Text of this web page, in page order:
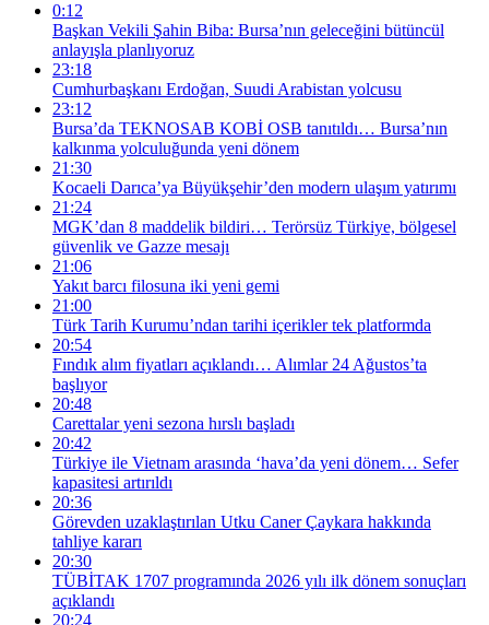
0:12
Başkan Vekili Şahin Biba: Bursa’nın geleceğini bütüncül
anlayışla planlıyoruz
23:18
Cumhurbaşkanı Erdoğan, Suudi Arabistan yolcusu
23:12
Bursa’da TEKNOSAB KOBİ OSB tanıtıldı… Bursa’nın
kalkınma yolculuğunda yeni dönem
21:30
Kocaeli Darıca’ya Büyükşehir’den modern ulaşım yatırımı
21:24
MGK’dan 8 maddelik bildiri… Terörsüz Türkiye, bölgesel
güvenlik ve Gazze mesajı
21:06
Yakıt barcı filosuna iki yeni gemi
21:00
Türk Tarih Kurumu’ndan tarihi içerikler tek platformda
20:54
Fındık alım fiyatları açıklandı… Alımlar 24 Ağustos’ta
başlıyor
20:48
Carettalar yeni sezona hırslı başladı
20:42
Türkiye ile Vietnam arasında ‘hava’da yeni dönem… Sefer
kapasitesi artırıldı
20:36
Görevden uzaklaştırılan Utku Caner Çaykara hakkında
tahliye kararı
20:30
TÜBİTAK 1707 programında 2026 yılı ilk dönem sonuçları
açıklandı
20:24